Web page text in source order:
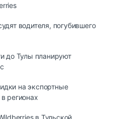
водителя, погубившего
до Тулы планируют
на экспортные
регионах
в Тульской